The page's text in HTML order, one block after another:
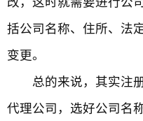
括公司名称、住所、法
变更。
总的来说，其实注册
代理公司，选好公司名